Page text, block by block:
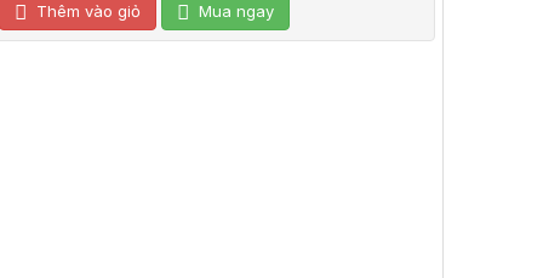
Thêm vào giỏ Mua ngay